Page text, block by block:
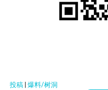
投稿 爆料/树洞